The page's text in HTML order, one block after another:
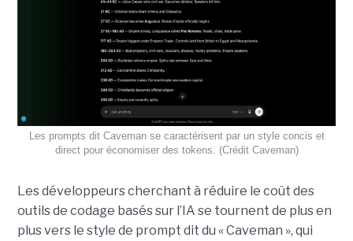
Les prompts dit Caveman se caractérisent par un style concis et
direct pour économiser des tokens. (Crédit Caveman)
Les développeurs cherchant à réduire le coût des
outils de codage basés sur l’IA se tournent de plus en
plus vers le style de prompt dit du « Caveman », qui